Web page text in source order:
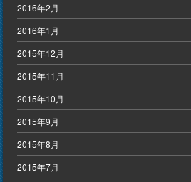
2016年2月
2016年1月
2015年12月
2015年11月
2015年10月
2015年9月
2015年8月
2015年7月